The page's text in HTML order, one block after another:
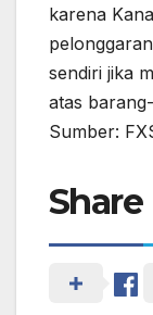
karena
sendiri jika
atas
Sumber:
Share